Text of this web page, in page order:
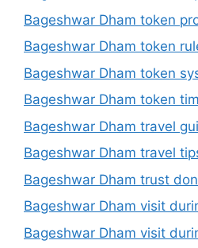
Bageshwar Dham token
Bageshwar Dham token
Bageshwar Dham token
Bageshwar Dham token
Bageshwar Dham travel
Bageshwar Dham travel
Bageshwar Dham trust
Bageshwar Dham visit
Bageshwar Dham visit